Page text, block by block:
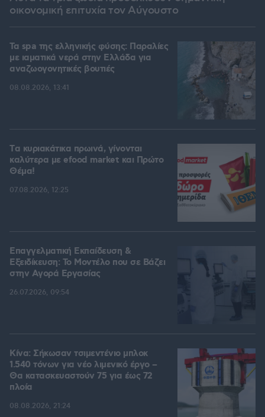
οικονομική επιτυχία τον Αύγουστο
Τα spa της ελληνικής φύσης: Παραλίες
με ιαματικά νερά στην Ελλάδα για
αναζωογονητικές βουτιές
08.08.2026, 13:41
Tα κυριακάτικα πρωινά, γίνονται
καλύτερα με efood market και Πρώτο
Θέμα!
07.08.2026, 12:25
Επαγγελματική Εκπαίδευση &
Εξειδίκευση: Το Mοντέλο που σε Bάζει
στην Aγορά Eργασίας
26.07.2026, 09:54
Κίνα: Σήκωσαν τσιμεντένιο μπλοκ
1.540 τόνων για νέο λιμενικό έργο –
Θα κατασκευαστούν 75 για έως 72
πλοία
08.08.2026, 21:24